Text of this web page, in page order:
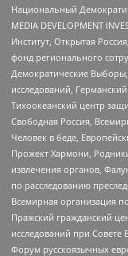
Национальный
MEDIA DEVELOPMENT
Институт, Открытая
фонд регионального
Демократические
исследований,
Тихоокеанский центр
Свободная Россия,
Человек в беде,
Прожект Хармони,
извлечения органов,
по расследованию
Всемирная организация
Пражский гражданский
исследований при Совете
Форум русскоязычных